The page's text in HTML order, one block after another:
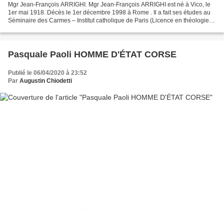
Mgr Jean-François ARRIGHI. Mgr Jean-François ARRIGHI est né à Vico, le
1er mai 1918. Décès le 1er décembre 1998 à Rome . Il a fait ses études au
Séminaire des Carmes – Institut catholique de Paris (Licence en théologie et
Pasquale Paoli HOMME D'ÉTAT CORSE
Publié le 06/04/2020 à 23:52
Par Augustin Chiodetti